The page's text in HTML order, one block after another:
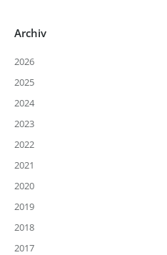
Archiv
2026
2025
2024
2023
2022
2021
2020
2019
2018
2017